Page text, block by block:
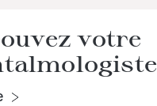
votre